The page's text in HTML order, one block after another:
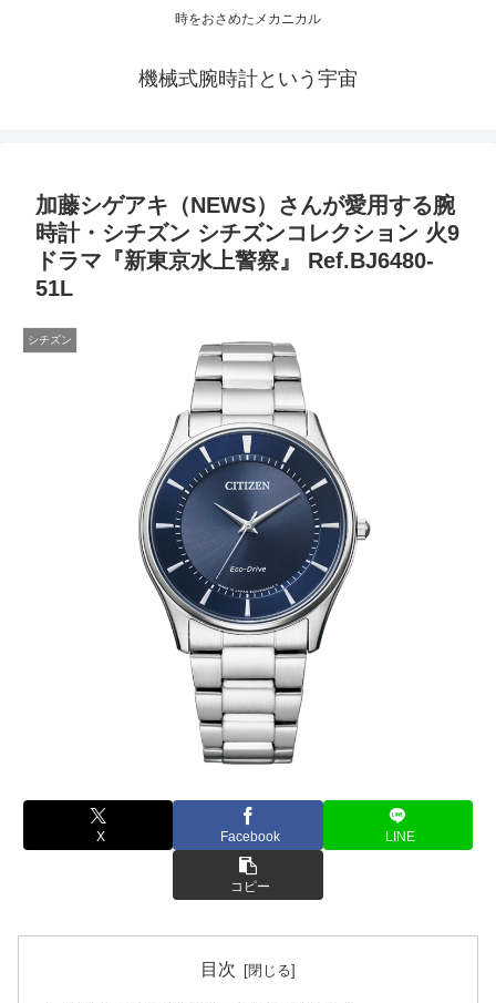
時をおさめたメカニカル
機械式腕時計という宇宙
加藤シゲアキ（NEWS）さんが愛用する腕
時計・シチズン シチズンコレクション 火9
ドラマ『新東京水上警察』 Ref.BJ6480-
51L
シチズン
X Facebook LINE
コピー
目次